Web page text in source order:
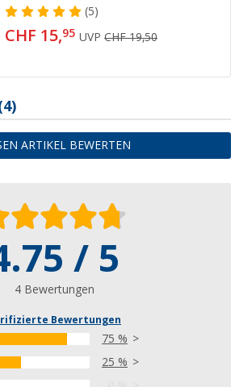
(5)
CHF 15,95 UVPCHF 19,50
ARTIKEL BEWERTEN
/ 5
4 Bewertungen
Bewertungen
75 %
25 %